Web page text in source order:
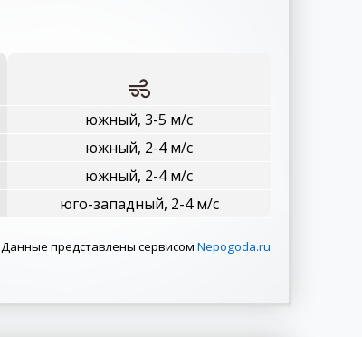
южный, 3-5 м/с
южный, 2-4 м/с
южный, 2-4 м/с
юго-западный, 2-4 м/с
Данные представлены сервисом Nepogoda.ru